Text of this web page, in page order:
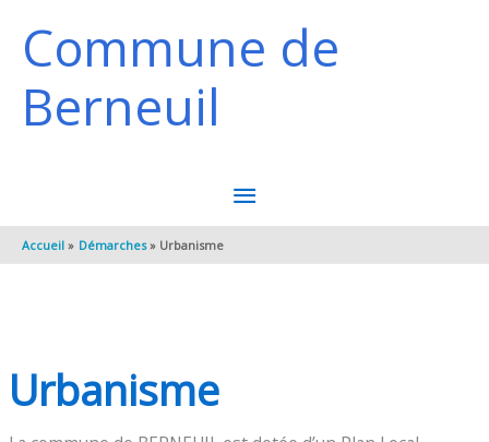
Commune de
Berneuil
MENU
Accueil Démarches Urbanisme
Urbanisme